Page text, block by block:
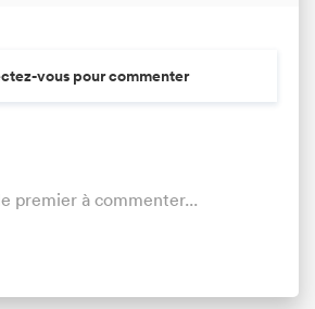
vous pour commenter
premier à commenter...